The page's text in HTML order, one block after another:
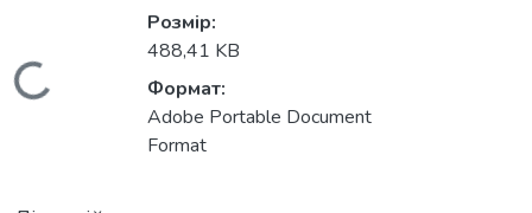
Вантажиться...
Розмір:
488,41 KB
Формат:
Adobe Portable Document
Format